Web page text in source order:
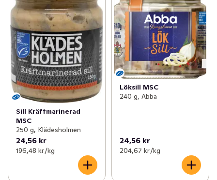
Sill Kräftmarinerad
MSC
250 g, Klädesholmen
24,56 kr
196,48 kr /kg
Löksill MSC
240 g, Abba
24,56 kr
204,67 kr /kg